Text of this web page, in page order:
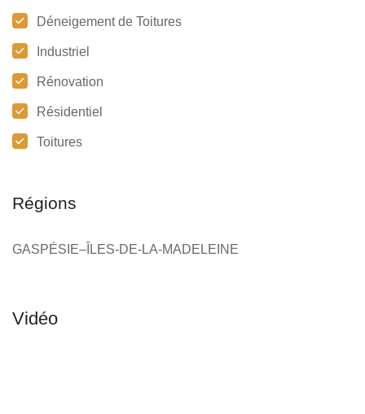
Déneigement de Toitures
Industriel
Rénovation
Résidentiel
Toitures
Régions
GASPÉSIE–ÎLES-DE-LA-MADELEINE